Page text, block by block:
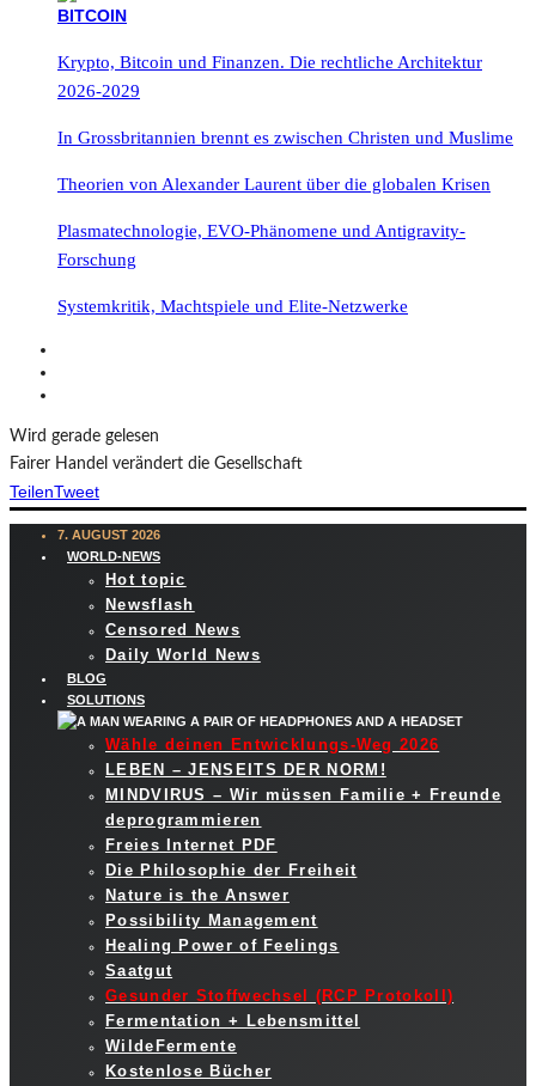
Krypto, Bitcoin und Finanzen. Die rechtliche Architektur
2026-2029
In Grossbritannien brennt es zwischen Christen und Muslime
Theorien von Alexander Laurent über die globalen Krisen
Plasmatechnologie, EVO-Phänomene und Antigravity-
Forschung
Systemkritik, Machtspiele und Elite-Netzwerke
Wird gerade gelesen
Fairer Handel verändert die Gesellschaft
TeilenTweet
7. AUGUST 2026
WORLD-NEWS
Hot topic
Newsflash
Censored News
Daily World News
BLOG
SOLUTIONS
Wähle deinen Entwicklungs-Weg 2026
LEBEN – JENSEITS DER NORM!
MINDVIRUS – Wir müssen Familie + Freunde
deprogrammieren
Freies Internet PDF
Die Philosophie der Freiheit
Nature is the Answer
Possibility Management
Healing Power of Feelings
Saatgut
Gesunder Stoffwechsel (RCP Protokoll)
Fermentation + Lebensmittel
WildeFermente
Kostenlose Bücher